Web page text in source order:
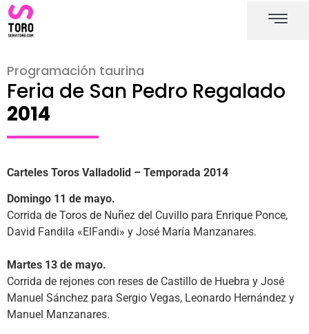
Programación taurina
Feria de San Pedro Regalado
2014
Carteles Toros Valladolid – Temporada 2014
Domingo 11 de mayo.
Corrida de Toros de Nuñez del Cuvillo para Enrique Ponce,
David Fandila «ElFandi» y José María Manzanares.
Martes 13 de mayo.
Corrida de rejones con reses de Castillo de Huebra y José
Manuel Sánchez para Sergio Vegas, Leonardo Hernández y
Manuel Manzanares.